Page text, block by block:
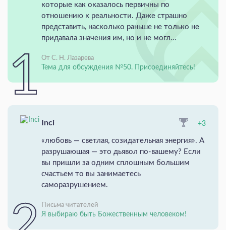
которые как оказалось первичны по
отношению к реальности. Даже страшно
представить, насколько раньше не только не
придавала значения им, но и не могл...
От С. Н. Лазарева
Тема для обсуждения №50. Присоединяйтесь!
Inci +3
«любовь — светлая, созидательная энергия». А
разрушаюшая — это дьявол по-вашему? Если
вы пришли за одним сплошным большим
счастьем то вы занимаетесь
саморазрушением.
Письма читателей
Я выбираю быть Божественным человеком!